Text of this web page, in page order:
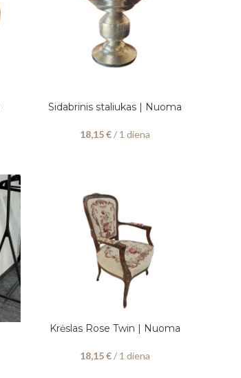
PASIRINKITE DATAS
Sidabrinis staliukas | Nuoma
18,15€/ 1 diena
PASIRINKITE DATAS
Krėslas Rose Twin | Nuoma
18,15€/ 1 diena